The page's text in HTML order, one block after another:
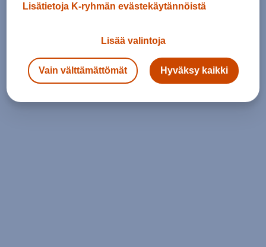
Lisätietoja K-ryhmän evästekäytännöistä
Lisää valintoja
Vain välttämättömät Hyväksy kaikki